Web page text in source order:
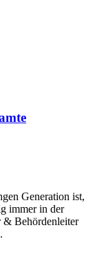
Generation ist,
immer in der
& Behördenleiter